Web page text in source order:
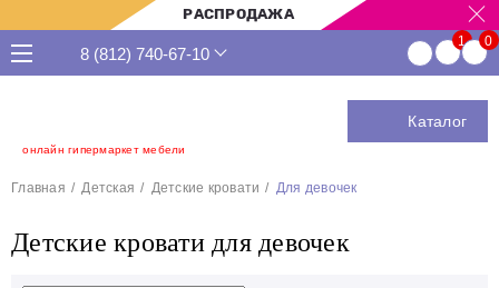
РАСПРОДАЖА
онлайн гипермаркет мебели
8 (812) 740-67-10
Каталог
Главная Детская Детские кровати Для девочек
Детские кровати для девочек